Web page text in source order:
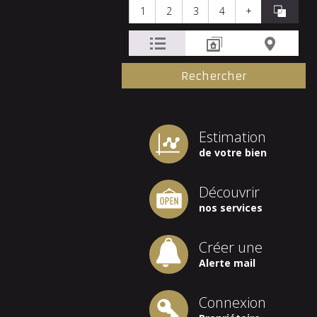
1 2 3 4 +
Estimation
de votre bien
Découvrir
nos services
Créer une
Alerte mail
Connexion